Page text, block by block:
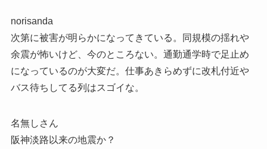
norisanda
次第に被害が明らかになってきている。同規模の揺れや
余震が怖いけど、今のところない。通勤通学時で足止め
になっているのが大変だ。仕事あきらめずに改札付近や
バス待ちしてる列はスゴイな。
名無しさん
阪神淡路以来の地震か？